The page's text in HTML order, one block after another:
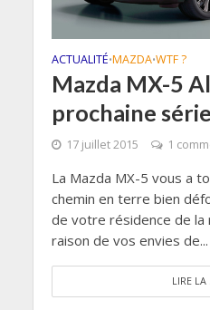
ACTUALITÉ•MAZDA•WTF ?
Mazda MX-5
prochaine
17 juillet 2015 1
La Mazda MX-5 vous a
chemin en terre bien
de votre résidence de la
raison de vos envies de...
LIRE LA